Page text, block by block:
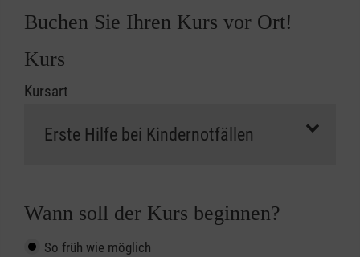
Buchen Sie Ihren Kurs vor Ort!
Kurs
Kursart
Wann soll der Kurs beginnen?
So früh wie möglich